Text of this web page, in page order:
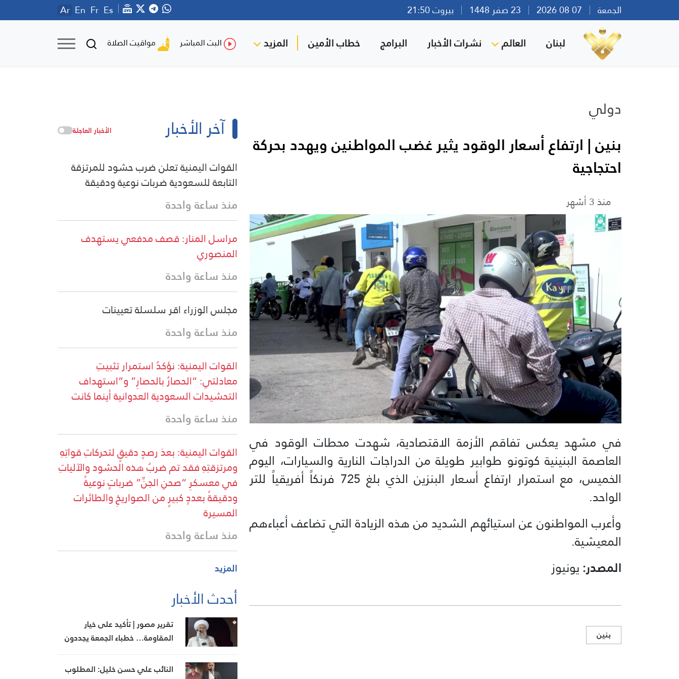
الجمعة بيروت 21:50 Ar En Fr Es
لبنان العالم نشرات الأخبار البرامج خطاب الأمين المزيد البث المباشر مواقيت الصلاة
دولي
بنين | ارتفاع أسعار الوقود يثير غضب المواطنين ويهدد بحركة
احتجاجية
منذ 3 أشهر
في مشهد يعكس تفاقم الأزمة الاقتصادية، شهدت محطات الوقود في
العاصمة البنينية كوتونو طوابير طويلة من الدراجات النارية والسيارات، اليوم
الخميس، مع استمرار ارتفاع أسعار البنزين الذي بلغ 725 فرنكاً أفريقياً للتر
الواحد.
وأعرب المواطنون عن استيائهم الشديد من هذه الزيادة التي تضاعف أعباءهم
المعيشية.
المصدر:يونيوز
بنين
آخر الأخبار الأخبار العاجلة
القوات اليمنية تعلن ضرب حشود للمرتزقة
التابعة للسعودية ضربات نوعية ودقيقة
منذ ساعة واحدة
مراسل المنار: قصف مدفعي يستهدف
المنصوري
منذ ساعة واحدة
مجلس الوزراء اقر سلسلة تعيينات
منذ ساعة واحدة
القوات اليمنية: نؤكدُ استمرار تثبيتِ
معادلتي: “الحصارُ بالحصارِ” و”استهداف
التحشيدات السعودية العدوانية أينما كانت
منذ ساعة واحدة
القوات اليمنية: بعدَ رصدٍ دقيقٍ لتحركاتِ قواتِهِ
ومرتزقتِهِ فقد تم ضربُ هذه الحشود والآلياتِ
في معسكرِ “صحنِ الجنِّ” ضرباتٍ نوعيةً
ودقيقةً بعددٍ كبيرٍ من الصواريخِ والطائرات
المسيرة
منذ ساعة واحدة
المزيد
أحدث الأخبار
تقرير مصور | تأكيد على خيار
المقاومة… خطباء الجمعة يجددون
النائب علي حسن خليل: المطلوب